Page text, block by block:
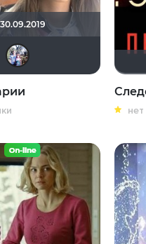
30.09.2019
Риша_88